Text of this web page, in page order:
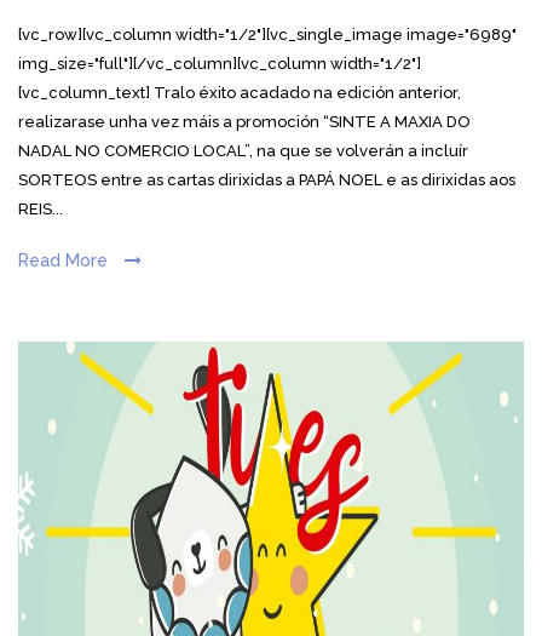
[vc_row][vc_column width="1/2"][vc_single_image image="6989"
img_size="full"][/vc_column][vc_column width="1/2"]
[vc_column_text] Tralo éxito acadado na edición anterior,
realizarase unha vez máis a promoción “SINTE A MAXIA DO
NADAL NO COMERCIO LOCAL”, na que se volverán a incluír
SORTEOS entre as cartas dirixidas a PAPÁ NOEL e as dirixidas aos
REIS...
Read More